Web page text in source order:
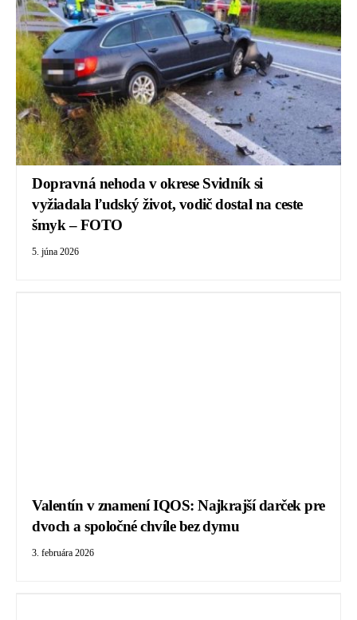
Dopravná nehoda v okrese Svidník si
vyžiadala ľudský život, vodič dostal na ceste
šmyk – FOTO
5. júna 2026
Valentín v znamení IQOS: Najkrajší darček pre
dvoch a spoločné chvíle bez dymu
3. februára 2026